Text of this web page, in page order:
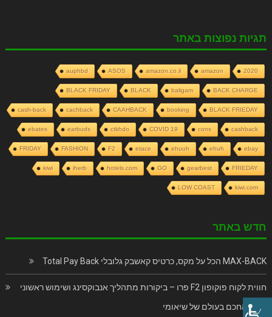
תגיות נפוצות באתר
2020
amazon
amazon.co.il
ASOS
auphbd
BACK CHARGE
baligam
BLACK
BLACK FRIDAY
BLACK FRIEDAY
booking
CAAHBACK
cachback
cash-back
cashback
cons
COVID 19
ctkhdo
earbuds
ebates
ebay
ehuh
ehuuh
etace
F2
FASHION
FRIDAY
FRIEDAY
gearbest
GO
hotels.com
iherb
kiwi
kiwi.com
LOW COAST
חדש באתר
MAX-BACK הכל על מקס, כרטיס קאשבק גלובלי Total Pay Back
חווית לקוח פוקופון F2 פרו – ביקורות מתהליך אנבוקסינג ושימוש ראשוני
בנייד החכם בעולם של שיאומי